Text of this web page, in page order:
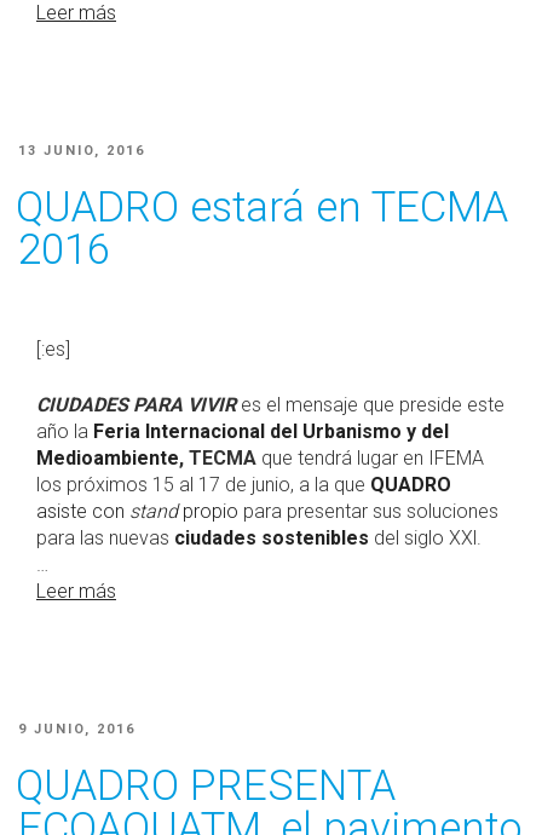
Leer más
PUBLICADO
13 JUNIO, 2016
QUADRO estará en TECMA
2016
[:es]
CIUDADES PARA VIVIRes el mensaje que preside este
año la Feria Internacional del Urbanismo y del
Medioambiente, TECMA que tendrá lugar en IFEMA
los próximos 15 al 17 de junio, a la que QUADRO
asiste con standpropio para presentar sus soluciones
para las nuevas ciudades sostenibles del siglo XXl.
…
Leer más
PUBLICADO
9 JUNIO, 2016
QUADRO PRESENTA